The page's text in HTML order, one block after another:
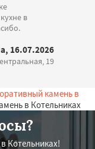
в
16.07.2026
19
камень в
в Котельниках
Котельниках!